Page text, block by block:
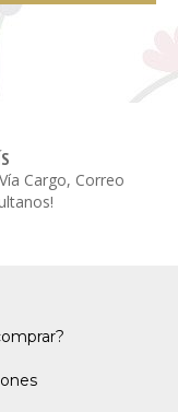
Cargo, Correo